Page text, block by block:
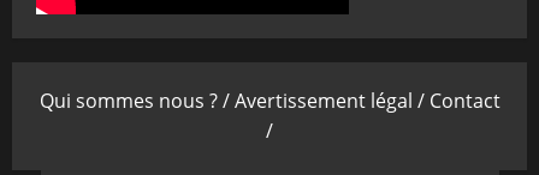
Qui sommes nous ? /Avertissement légal / Contact
/